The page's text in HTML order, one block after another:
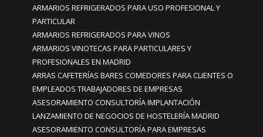
ARMARIOS REFRIGERADOS PARA USO PROFESIONAL Y
PARTICULAR
ARMARIOS REFRIGERADOS PARA VINOS
ARMARIOS VINOTECAS PARA PARTICULARES Y
PROFESIONALES EN MADRID
ARRAS CAFETERÍAS BARES COMEDORES PARA CLIENTES O
EMPLEADOS TRABAJADORES DE EMPRESAS
ASESORAMIENTO CONSULTORÍA IMPLANTACIÓN
LANZAMIENTO DE NEGOCIOS DE HOSTELERÍA MADRID
ASESORAMIENTO CONSULTORÍA PARA EMPRESAS